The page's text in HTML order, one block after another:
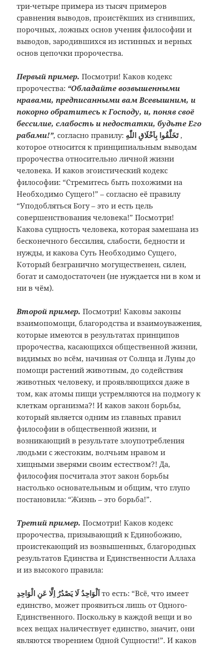
три-четыре примера из тысяч примеров
сравнения выводов, проистёкших из сгнивших,
порочных, ложных основ учения философии и
выводов, зародившихся из истинных и верных
основ цепочки пророчества.
Первый пример. Посмотри! Каков кодекс
пророчества: “Обладайте возвышенными
нравами, предписанными вам Всевышним, и
покорно обратитесь к Господу, и, поняв своё
бессилие, слабость и недостатки, будьте Его
рабами!”, согласно правилу: تَخَلَّقُوا بِاَخْلَاقِ اللّٰهِ,
которое относится к принципиальным выводам
пророчества относительно личной жизни
человека. И каков эгоистический кодекс
философии: “Стремитесь быть похожими на
Необходимо Сущего!” – согласно её правилу
“Уподобляться Богу – это и есть цель
совершенствования человека!” Посмотри!
Какова сущность человека, которая замешана из
бесконечного бессилия, слабости, бедности и
нужды, и какова Суть Необходимо Сущего,
Который безгранично могущественен, силен,
богат и самодостаточен (не нуждается ни в ком и
ни в чём).
Второй пример. Посмотри! Каковы законы
взаимопомощи, благородства и взаимоуважения,
которые имеются в результатах принципов
пророчества, касающихся общественной жизни,
видимых во всём, начиная от Солнца и Луны до
помощи растений животным, до содействия
животных человеку, и проявляющихся даже в
том, как атомы пищи устремляются на подмогу к
клеткам организма?! И каков закон борьбы,
который является одним из главных правил
философии в общественной жизни, и
возникающий в результате злоупотребления
людьми с жестоким, волчьим нравом и
хищными зверями своим естеством?! Да,
философия посчитала этот закон борьбы
настолько основательным и общим, что глупо
постановила: “Жизнь – это борьба!”.
Третий пример. Посмотри! Каков кодекс
пророчества, призывающий к Единобожию,
проистекающий из возвышенных, благородных
результатов Единства и Единственности Аллаха
и из высокого правила:
اَلْوَاحِدُ لَا يَصْدُرُ اِلَّا عَنِ الْوَاحِدِ то есть: “Всё, что имеет
единство, может проявиться лишь от Одного-
Единственного. Поскольку в каждой вещи и во
всех вещах наличествует единство, значит, они
являются творением Одной Сущности!”. И каков